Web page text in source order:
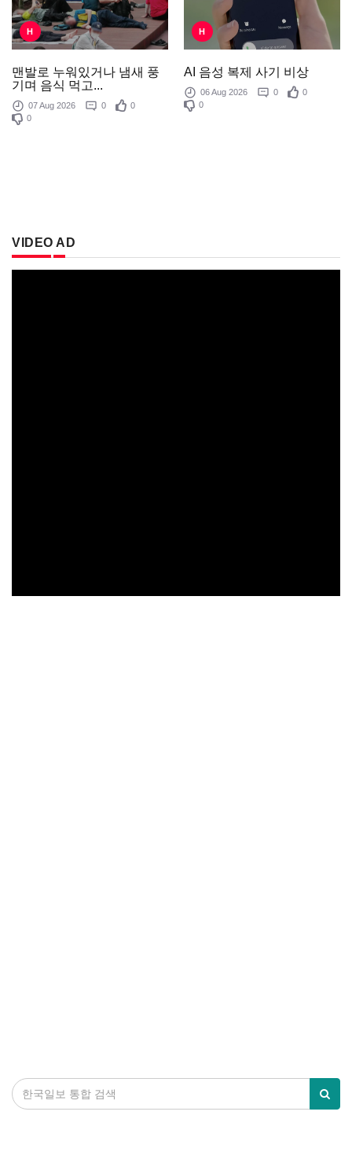
H
맨발로 누워있거나 냄새 풍
기며 음식 먹고...
07 Aug 2026 0
0
0
H
AI 음성 복제 사기 비상
06 Aug 2026 0
0
0
VIDEO AD